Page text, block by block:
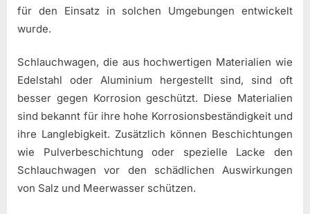
für den Einsatz in solchen Umgebungen entwickelt
wurde.
Schlauchwagen, die aus hochwertigen Materialien wie
Edelstahl oder Aluminium hergestellt sind, sind oft
besser gegen Korrosion geschützt. Diese Materialien
sind bekannt für ihre hohe Korrosionsbeständigkeit und
ihre Langlebigkeit. Zusätzlich können Beschichtungen
wie Pulverbeschichtung oder spezielle Lacke den
Schlauchwagen vor den schädlichen Auswirkungen
von Salz und Meerwasser schützen.